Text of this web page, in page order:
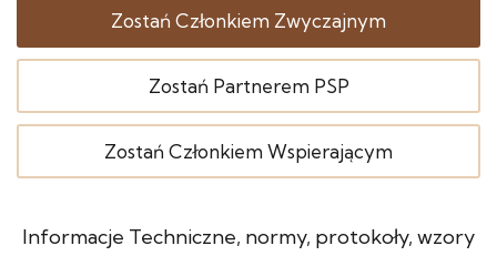
Zostań Członkiem Zwyczajnym
Zostań Partnerem PSP
Zostań Członkiem Wspierającym
Informacje Techniczne, normy, protokoły, wzory